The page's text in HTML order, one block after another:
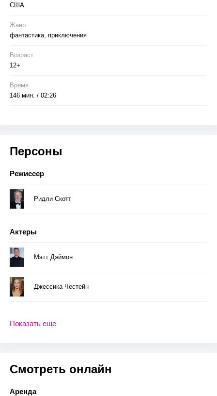
США
Жанр
фантастика, приключения
Возраст
12+
Время
146 мин. / 02:26
Персоны
Режиссер
Ридли Скотт
Актеры
Мэтт Дэймон
Джессика Честейн
Показать еще
Смотреть онлайн
Аренда